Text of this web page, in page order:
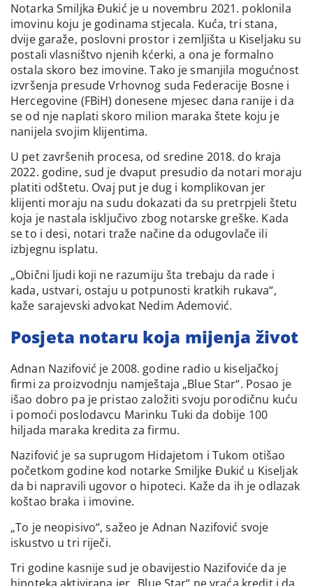
Notarka Smiljka Đukić je u novembru 2021. poklonila
imovinu koju je godinama stjecala. Kuća, tri stana,
dvije garaže, poslovni prostor i zemljišta u Kiseljaku su
postali vlasništvo njenih kćerki, a ona je formalno
ostala skoro bez imovine. Tako je smanjila mogućnost
izvršenja presude Vrhovnog suda Federacije Bosne i
Hercegovine (FBiH) donesene mjesec dana ranije i da
se od nje naplati skoro milion maraka štete koju je
nanijela svojim klijentima.
U pet završenih procesa, od sredine 2018. do kraja
2022. godine, sud je dvaput presudio da notari moraju
platiti odštetu. Ovaj put je dug i komplikovan jer
klijenti moraju na sudu dokazati da su pretrpjeli štetu
koja je nastala isključivo zbog notarske greške. Kada
se to i desi, notari traže načine da odugovlače ili
izbjegnu isplatu.
„Obični ljudi koji ne razumiju šta trebaju da rade i
kada, ustvari, ostaju u potpunosti kratkih rukava“,
kaže sarajevski advokat Nedim Ademović.
Posjeta notaru koja mijenja život
Adnan Nazifović je 2008. godine radio u kiseljačkoj
firmi za proizvodnju namještaja „Blue Star“. Posao je
išao dobro pa je pristao založiti svoju porodičnu kuću
i pomoći poslodavcu Marinku Tuki da dobije 100
hiljada maraka kredita za firmu.
Nazifović je sa suprugom Hidajetom i Tukom otišao
početkom godine kod notarke Smiljke Đukić u Kiseljak
da bi napravili ugovor o hipoteci. Kaže da ih je odlazak
koštao braka i imovine.
„To je neopisivo“, sažeo je Adnan Nazifović svoje
iskustvo u tri riječi.
Tri godine kasnije sud je obavijestio Nazifoviće da je